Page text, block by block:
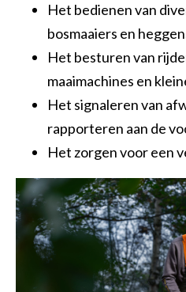
Het bedienen van
bosmaaiers en
Het besturen van
maaimachines en
Het signaleren van
rapporteren aan de
Het zorgen voor een